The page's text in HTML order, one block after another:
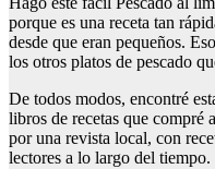
porque es una receta tan
desde que eran pequeños.
los otros platos de pescado
De todos modos, encontré
libros de recetas que compré
por una revista local, con
lectores a lo largo del tiempo.